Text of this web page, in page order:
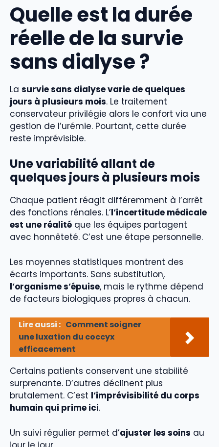
Quelle est la durée
réelle de la survie
sans dialyse ?
La survie sans dialyse varie de quelques
jours à plusieurs mois. Le traitement
conservateur privilégie alors le confort via une
gestion de l’urémie. Pourtant, cette durée
reste imprévisible.
Une variabilité allant de
quelques jours à plusieurs mois
Chaque patient réagit différemment à l’arrêt
des fonctions rénales. L’l’incertitude médicale
est une réalité que les équipes partagent
avec honnêteté. C’est une étape personnelle.
Les moyennes statistiques montrent des
écarts importants. Sans substitution,
l’organisme s’épuise, mais le rythme dépend
de facteurs biologiques propres à chacun.
Lire aussi : Comment soigner
une luxation du coccyx
efficacement
Certains patients conservent une stabilité
surprenante. D’autres déclinent plus
brutalement. C’est l’imprévisibilité du corps
humain qui prime ici.
Un suivi régulier permet d’ajuster les soins au